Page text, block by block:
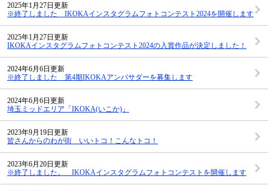
2025年1月27日更新
※終了しました IKOKAインスタグラムフォトコンテスト2024を開催します
2025年1月27日更新
IKOKAインスタグラムフォトコンテスト2024の入賞作品が決定しました！
2024年6月6日更新
※終了しました 第4期IKOKAアンバサダーを募集します
2024年6月6日更新
埼玉ミッドエリア「IKOKA(いこか)」
2023年9月19日更新
皆さんからのわが街 いいトコ！こんなトコ！
2023年6月20日更新
※終了しました。 IKOKAインスタグラムフォトコンテストを開催します